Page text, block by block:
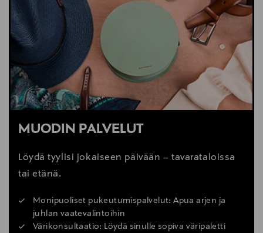
MUODIN PALVELUT
Löydä tyylisi jokaiseen päivään – tavarataloissa
tai etänä.
Monipuoliset pukeutumispalvelut: Apua arjen ja
juhlan vaatevalintoihin
Värikonsultaatio: Löydä sinulle sopiva väripaletti